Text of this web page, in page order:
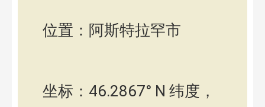
位置：阿斯特拉罕市
坐标：46.2867° N 纬度，